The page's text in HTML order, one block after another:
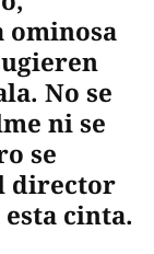
ominosa
No se
ni se
se
director
cinta.